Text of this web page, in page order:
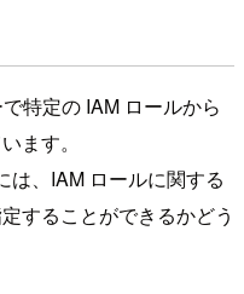
特定の IAM ロールから
ます。
は、IAM ロールに関する
することができるかどう